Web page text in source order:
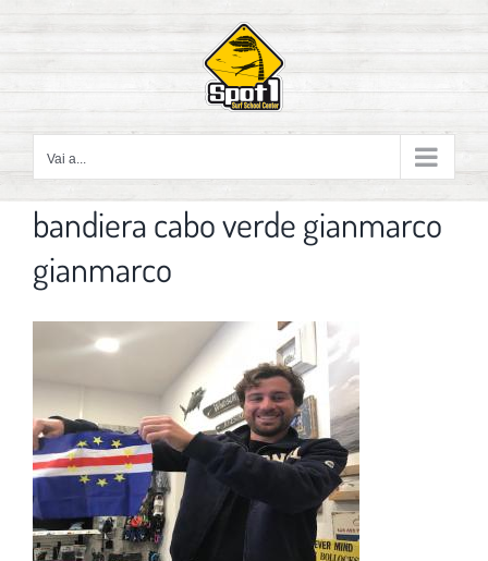
contenuto
Vai a...
bandiera cabo verde gianmarco
gianmarco